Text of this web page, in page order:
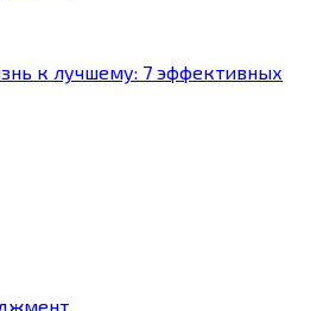
к лучшему: 7 эффективных